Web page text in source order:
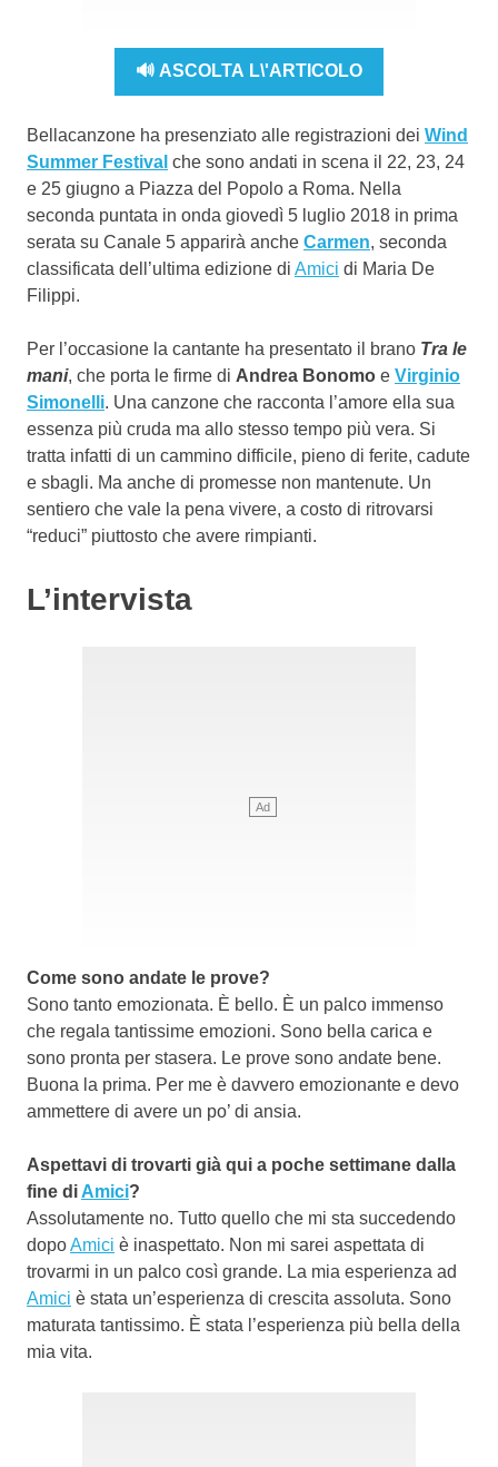
🔊 ASCOLTA L\'ARTICOLO
Bellacanzone ha presenziato alle registrazioni dei Wind
Summer Festival che sono andati in scena il 22, 23, 24
e 25 giugno a Piazza del Popolo a Roma. Nella
seconda puntata in onda giovedì 5 luglio 2018 in prima
serata su Canale 5 apparirà anche Carmen, seconda
classificata dell’ultima edizione di Amici di Maria De
Filippi.
Per l’occasione la cantante ha presentato il brano Tra le
mani, che porta le firme di Andrea Bonomo e Virginio
Simonelli. Una canzone che racconta l’amore ella sua
essenza più cruda ma allo stesso tempo più vera. Si
tratta infatti di un cammino difficile, pieno di ferite, cadute
e sbagli. Ma anche di promesse non mantenute. Un
sentiero che vale la pena vivere, a costo di ritrovarsi
“reduci” piuttosto che avere rimpianti.
L’intervista
Come sono andate le prove?
Sono tanto emozionata. È bello. È un palco immenso
che regala tantissime emozioni. Sono bella carica e
sono pronta per stasera. Le prove sono andate bene.
Buona la prima. Per me è davvero emozionante e devo
ammettere di avere un po’ di ansia.
Aspettavi di trovarti già qui a poche settimane dalla
fine di Amici?
Assolutamente no. Tutto quello che mi sta succedendo
dopoAmici è inaspettato. Non mi sarei aspettata di
trovarmi in un palco così grande. La mia esperienza ad
Amici è stata un’esperienza di crescita assoluta. Sono
maturata tantissimo. È stata l’esperienza più bella della
mia vita.